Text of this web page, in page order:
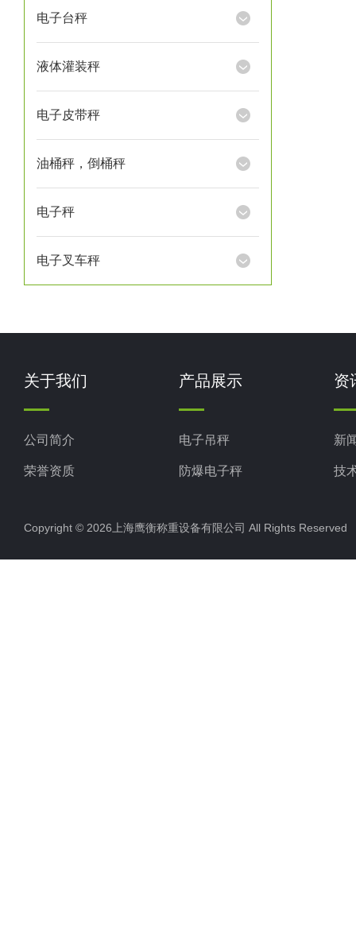
电子台秤
液体灌装秤
电子皮带秤
油桶秤，倒桶秤
电子秤
电子叉车秤
关于我们
公司简介
荣誉资质
产品展示
电子吊秤
防爆电子秤
电子汽车衡
电子天平
资
新
技
Copyright © 2026上海鹰衡称重设备有限公司 All Rights